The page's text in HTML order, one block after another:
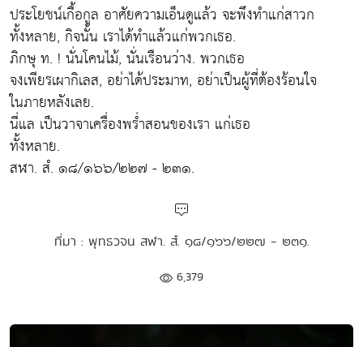
ประโยชน์เกื้อกูล อาศัยความเอ็นดูแล้ว จะพึงทำแก่สาวก
ทั้งหลาย, กิจนั้น เราได้ทำแล้วแก่พวกเธอ.
ภิกษุ ท. ! นั่นโคนไม้, นั่นเรือนว่าง. พวกเธอ
จงเพียรเผากิเลส, อย่าได้ประมาท, อย่าเป็นผู้ที่ต้องร้อนใจ
ในภายหลังเลย.
นี่แล เป็นวาจาเครื่องพร่ำสอนของเรา แก่เธอ
ทั้งหลาย.
สฬา. สํ. ๑๘/๑๖๖/๒๒๗ - ๒๓๑.
ที่มา : พุทธวจน สฬา. สํ. ๑๘/๑๖๖/๒๒๗ - ๒๓๑.
6,379